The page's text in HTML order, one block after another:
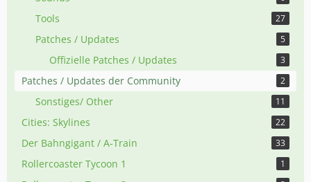
Tools 27
Patches / Updates 5
Offizielle Patches / Updates 3
Patches / Updates der Community 2
Sonstiges/ Other 11
Cities: Skylines 22
Der Bahngigant / A-Train 33
Rollercoaster Tycoon 1 1